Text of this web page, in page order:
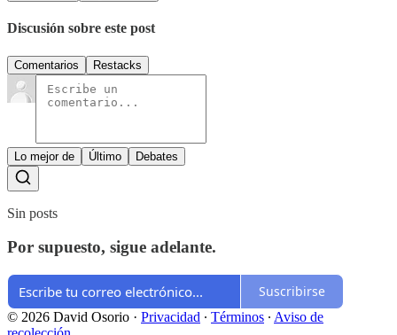
Discusión sobre este post
Comentarios Restacks
Lo mejor de Último Debates
Sin posts
Por supuesto, sigue adelante.
Suscribirse
© 2026 David Osorio · Privacidad ∙ Términos ∙ Aviso de